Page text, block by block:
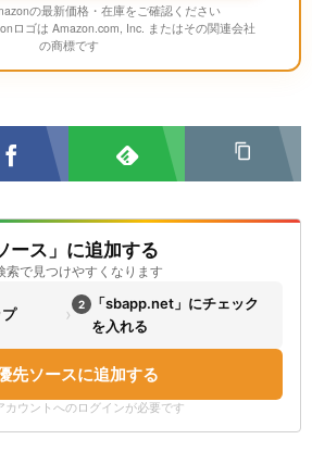
の最新価格・在庫をご確認ください
ロゴは Amazon.com, Inc. またはその関連会社
の商標です
ース」に追加する
で見つけやすくなります
› 2
「sbapp.net」にチェック
を入れる
先ソースに追加する
カウントへのログインが必要です